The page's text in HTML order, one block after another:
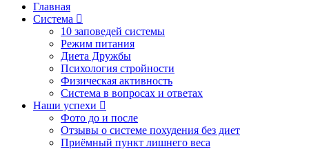
Главная
Система
10 заповедей системы
Режим питания
Диета Дружбы
Психология стройности
Физическая активность
Система в вопросах и ответах
Наши успехи
Фото до и после
Отзывы о системе похудения без диет
Приёмный пункт лишнего веса